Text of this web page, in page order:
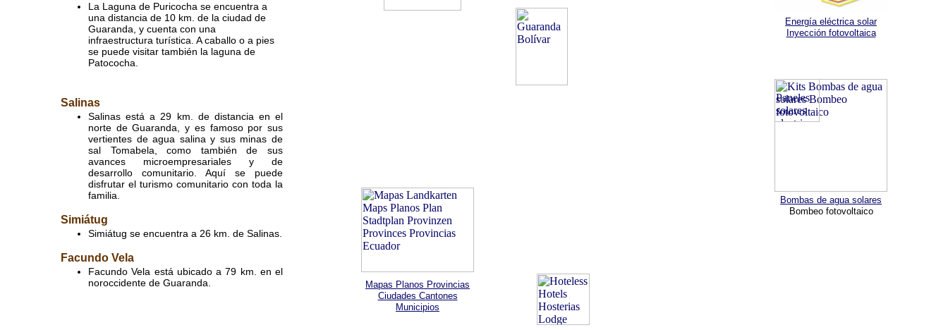
La Laguna de Puricocha se encuentra a
una distancia de 10 km. de la ciudad de
Guaranda, y cuenta con una
infraestructura turística. A caballo o a pies
se puede visitar también la laguna de
Patococha.
Salinas
Salinas está a 29 km. de distancia en el
norte de Guaranda, y es famoso por sus
vertientes de agua salina y sus minas de
sal Tomabela, como también de sus
avances microempresariales y de
desarrollo comunitario. Aquí se puede
disfrutar el turismo comunitario con toda la
familia.
Simiátug
Simiátug se encuentra a 26 km. de Salinas.
Facundo Vela
Facundo Vela está ubicado a 79 km. en el
noroccidente de Guaranda.
Bombas de agua solares
Bombeo fotovoltaico
Energía eléctrica solar
Inyección fotovoltaica
Mapas Planos Provincias
Ciudades Cantones
Municipios